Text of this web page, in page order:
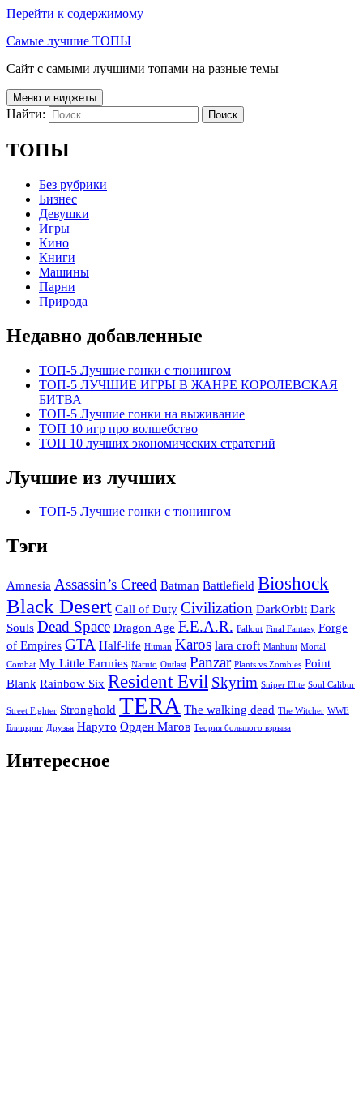
Перейти к содержимому
Самые лучшие ТОПЫ
Сайт с самыми лучшими топами на разные темы
Меню и виджеты
Найти:
ТОПЫ
Без рубрики
Бизнес
Девушки
Игры
Кино
Книги
Машины
Парни
Природа
Недавно добавленные
ТОП-5 Лучшие гонки с тюнингом
ТОП-5 ЛУЧШИЕ ИГРЫ В ЖАНРЕ КОРОЛЕВСКАЯ
БИТВА
ТОП-5 Лучшие гонки на выживание
ТОП 10 игр про волшебство
ТОП 10 лучших экономических стратегий
Лучшие из лучших
ТОП-5 Лучшие гонки с тюнингом
Тэги
Amnesia Assassin’s Creed Batman Battlefield Bioshock
Black Desert Call of Duty Civilization DarkOrbit Dark
Souls Dead Space Dragon Age F.E.A.R. Fallout Final Fantasy Forge
of Empires GTA Half-life Hitman Karos lara croft Manhunt Mortal
Combat My Little Farmies Naruto Outlast Panzar Plants vs Zombies Point
Blank Rainbow Six Resident Evil Skyrim Sniper Elite Soul Calibur
Street Fighter Stronghold TERA The walking dead The Witcher WWE
Блицкриг Друзья Наруто Орден Магов Теория большого взрыва
Интересное